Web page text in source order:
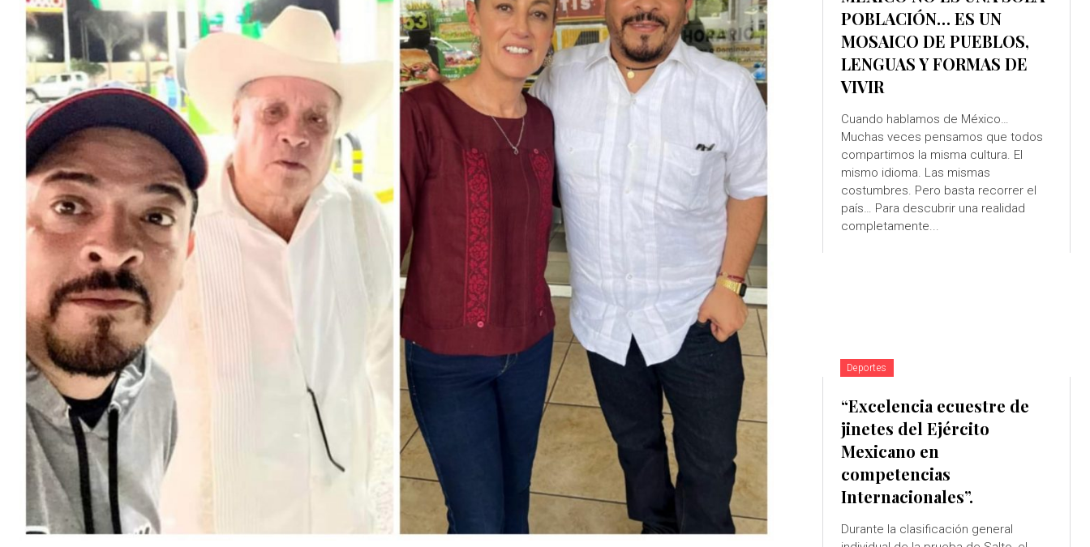
POBLACIÓN… ES UN
MOSAICO DE PUEBLOS,
LENGUAS Y FORMAS DE
VIVIR
Cuando hablamos de México…
Muchas veces pensamos que todos
compartimos la misma cultura. El
mismo idioma. Las mismas
costumbres. Pero basta recorrer el
país… Para descubrir una realidad
completamente...
Deportes
“Excelencia ecuestre de
jinetes del Ejército
Mexicano en
competencias
Internacionales”.
Durante la clasificación general